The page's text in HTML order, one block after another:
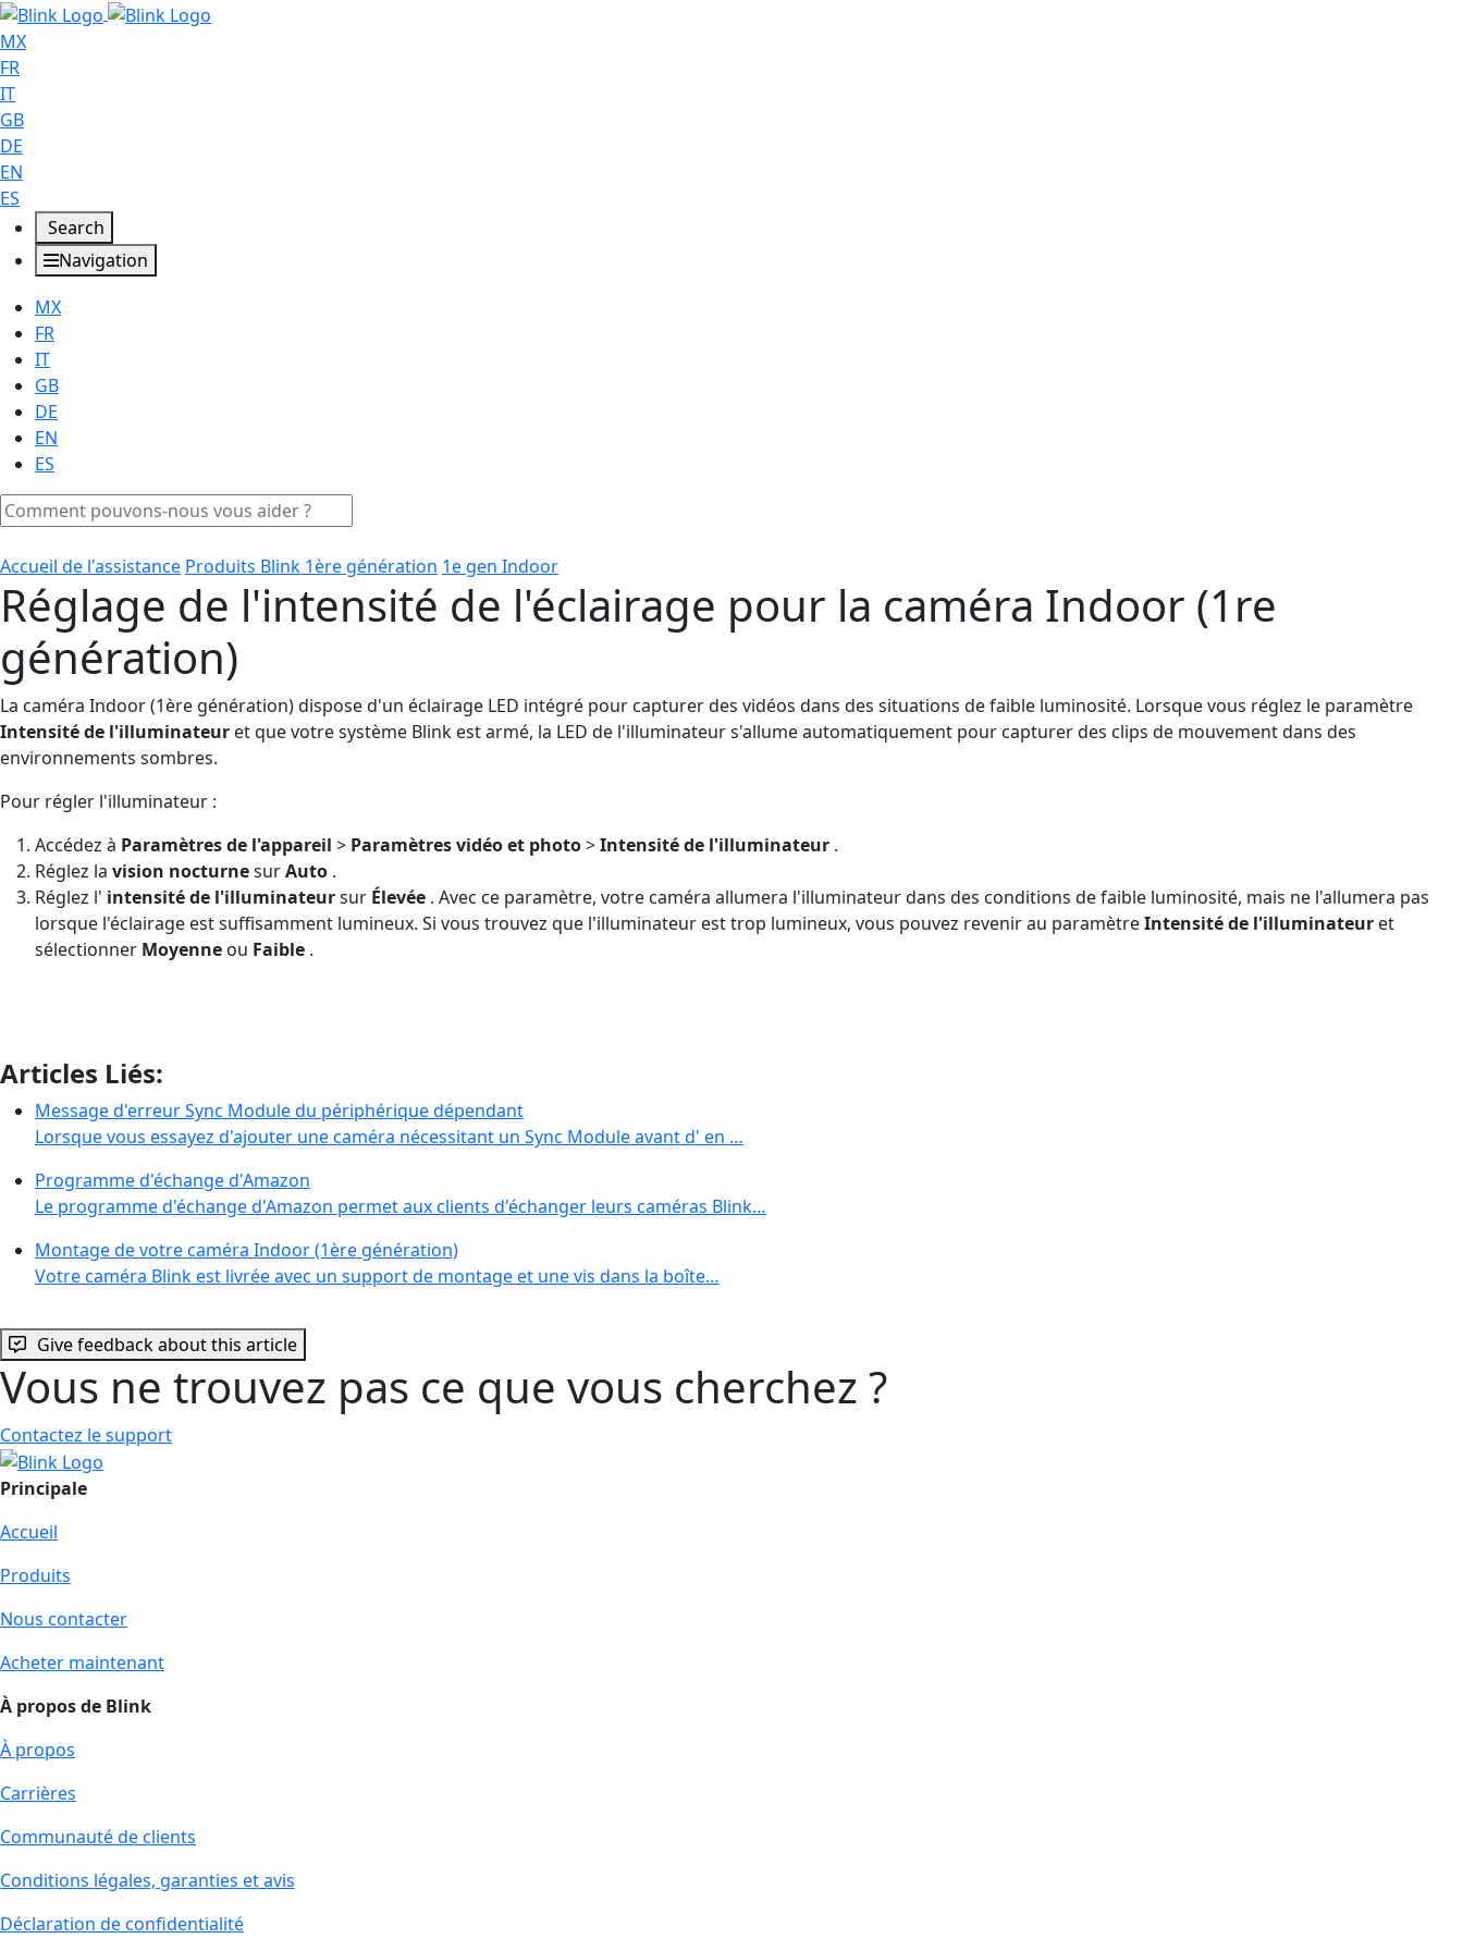
MX
FR
IT
GB
DE
EN
ES
Search
Navigation
MX
FR
IT
GB
DE
EN
ES
Accueil de l'assistance Produits Blink 1ère génération 1e gen Indoor
Réglage de l'intensité de l'éclairage pour la caméra Indoor (1re
génération)
La caméra Indoor (1ère génération) dispose d'un éclairage LED intégré pour capturer des vidéos dans des situations de faible luminosité. Lorsque vous réglez le paramètre
Intensité de l'illuminateur et que votre système Blink est armé, la LED de l'illuminateur s'allume automatiquement pour capturer des clips de mouvement dans des
environnements sombres.
Pour régler l'illuminateur :
Accédez à Paramètres de l'appareil > Paramètres vidéo et photo>Intensité de l'illuminateur .
Réglez la vision nocturnesurAuto .
Réglez l' intensité de l'illuminateursur Élevée . Avec ce paramètre, votre caméra allumera l'illuminateur dans des conditions de faible luminosité, mais ne l'allumera pas
lorsque l'éclairage est suffisamment lumineux. Si vous trouvez que l'illuminateur est trop lumineux, vous pouvez revenir au paramètreIntensité de l'illuminateur et
sélectionner Moyenne ou Faible .
Articles Liés:
Message d'erreur Sync Module du périphérique dépendant
Lorsque vous essayez d'ajouter une caméra nécessitant un Sync Module avant d' en …
Programme d'échange d'Amazon
Le programme d'échange d'Amazon permet aux clients d'échanger leurs caméras Blink…
Montage de votre caméra Indoor (1ère génération)
Votre caméra Blink est livrée avec un support de montage et une vis dans la boîte…
Give feedback about this article
Vous ne trouvez pas ce que vous cherchez ?
Contactez le support
Principale
Accueil
Produits
Nous contacter
Acheter maintenant
À propos de Blink
À propos
Carrières
Communauté de clients
Conditions légales, garanties et avis
Déclaration de confidentialité